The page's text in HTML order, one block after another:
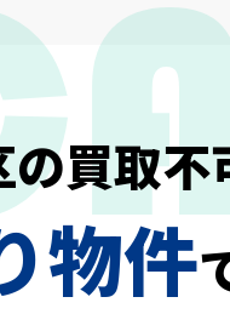
の買取不
物件